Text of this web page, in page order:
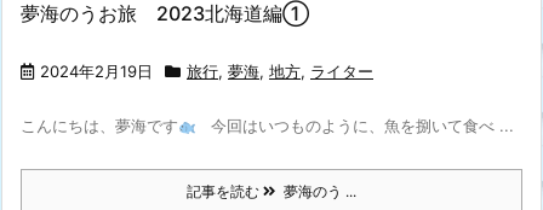
夢海のうお旅 2023北海道編①
2024年2月19日 旅行, 夢海, 地方, ライター
こんにちは、夢海です 今回はいつものように、魚を捌いて食べ ...
記事を読む 夢海のう ...